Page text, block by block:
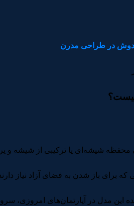
دوش در طراحی مدرن
محفظه شیشه‌ای یا ترکیبی از شیشه و
که برای باز شدن به فضای آزاد نیاز
این مدل در آپارتمان‌های امروزی،